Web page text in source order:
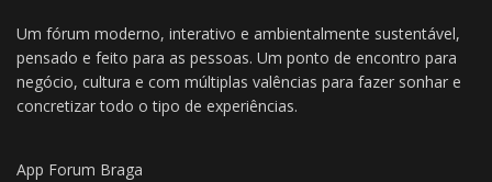
Um fórum moderno, interativo e ambientalmente sustentável,
pensado e feito para as pessoas. Um ponto de encontro para
negócio, cultura e com múltiplas valências para fazer sonhar e
concretizar todo o tipo de experiências.
App Forum Braga